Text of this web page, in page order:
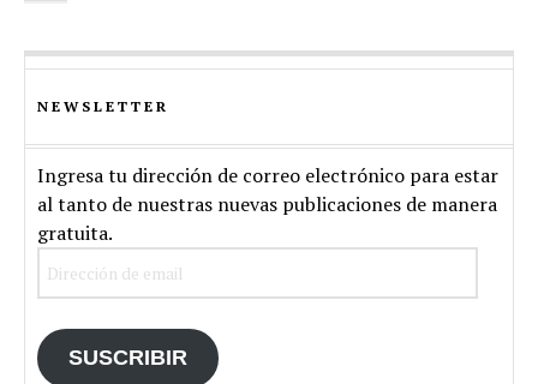
NEWSLETTER
Ingresa tu dirección de correo electrónico para estar
al tanto de nuestras nuevas publicaciones de manera
gratuita.
SUSCRIBIR